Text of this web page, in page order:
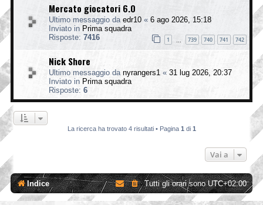
Mercato giocatori 6.0
Ultimo messaggio da edr10 « 6 ago 2026, 15:18
Inviato in Prima squadra
Risposte: 7416 1 739 740 741 742
Nick Shore
Ultimo messaggio da nyrangers1 « 31 lug 2026, 20:37
Inviato in Prima squadra
Risposte: 6
La ricerca ha trovato 4 risultati • Pagina 1 di 1
Vai a
Indice Tutti gli orari sonoUTC+02:00